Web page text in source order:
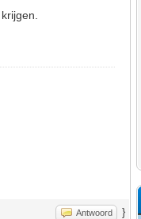
Antwoord }